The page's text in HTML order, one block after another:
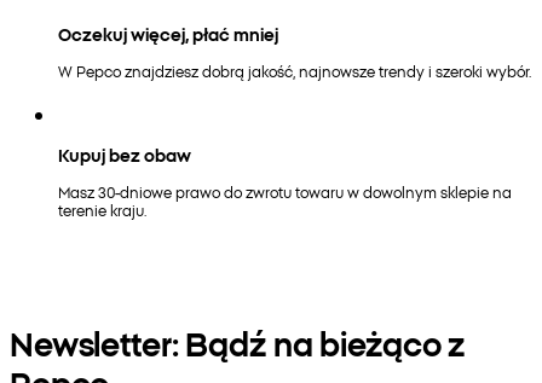
Oczekuj więcej, płać mniej
W Pepco znajdziesz dobrą jakość, najnowsze trendy i szeroki wybór.
Kupuj bez obaw
Masz 30-dniowe prawo do zwrotu towaru w dowolnym sklepie na
terenie kraju.
Newsletter: Bądź na bieżąco z